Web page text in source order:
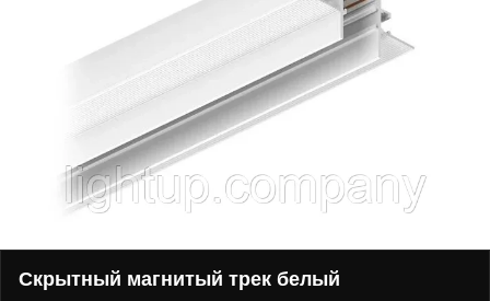
Скрытный магнитый трек белый